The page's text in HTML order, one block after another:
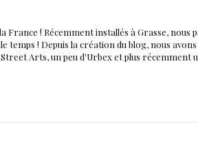
France ! Récemment installés à Grasse,
temps ! Depuis la création du blog, nous
Arts, un peu d'Urbex et plus récemment